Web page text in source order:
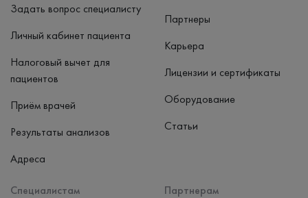
Задать вопрос специалисту
Личный кабинет пациента
Налоговый вычет для
пациентов
Приём врачей
Результаты анализов
Адреса
Специалистам
Партнерам
Партнеры
Карьера
Лицензии и сертификаты
Оборудование
Статьи